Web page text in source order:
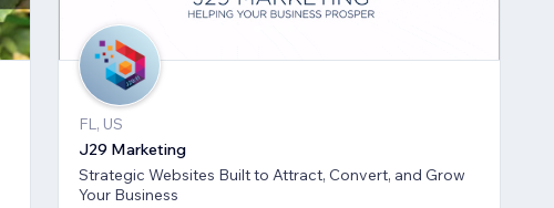
FL, US
J29 Marketing
Strategic Websites Built to Attract, Convert, and Grow
Your Business